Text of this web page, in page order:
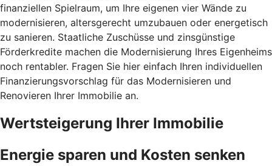
finanziellen Spielraum, um Ihre eigenen vier Wände zu
modernisieren, altersgerecht umzubauen oder energetisch
zu sanieren. Staatliche Zuschüsse und zinsgünstige
Förderkredite machen die Modernisierung Ihres Eigenheims
noch rentabler. Fragen Sie hier einfach Ihren individuellen
Finanzierungsvorschlag für das Modernisieren und
Renovieren Ihrer Immobilie an.
Wertsteigerung Ihrer Immobilie
Energie sparen und Kosten senken